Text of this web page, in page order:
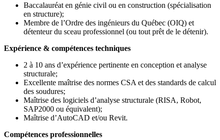
Baccalauréat en génie civil ou en construction (spécialisation
en structure);
Membre de l’Ordre des ingénieurs du Québec (OIQ) et
détenteur du sceau professionnel (ou tout prêt de le détenir).
Expérience & compétences techniques
2 à 10 ans d’expérience pertinente en conception et analyse
structurale;
Excellente maîtrise des normes CSA et des standards de calcul
des soudures;
Maîtrise des logiciels d’analyse structurale (RISA, Robot,
SAP2000 ou équivalent);
Maîtrise d’AutoCAD et/ou Revit.
Compétences professionnelles